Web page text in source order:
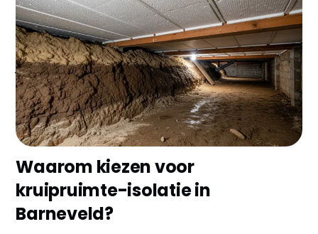
Kruipruimte-isolatie in Barneveld? Dat scheelt je
gemakkelijk €300-400 per jaar op je
energierekening! Met de huidige gasprijzen verdien
je je investering van €1.800-2.400 binnen 6-7 jaar
terug. Plus: je krijgt €500-700 subsidie, dus eigenlijk
betaal je nog minder.
Waarom kiezen voor
kruipruimte-isolatie in
Barneveld?